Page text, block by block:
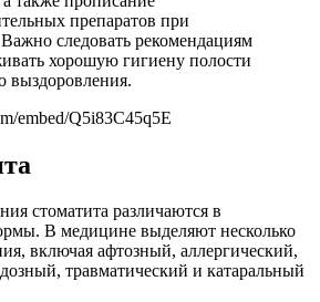
препаратов при
следовать рекомендациям
хорошую гигиену полости
выздоровления.
embed/Q5i83C45q5E
стоматита различаются в
В медицине выделяют несколько
включая афтозный, аллергический,
травматический и катаральный